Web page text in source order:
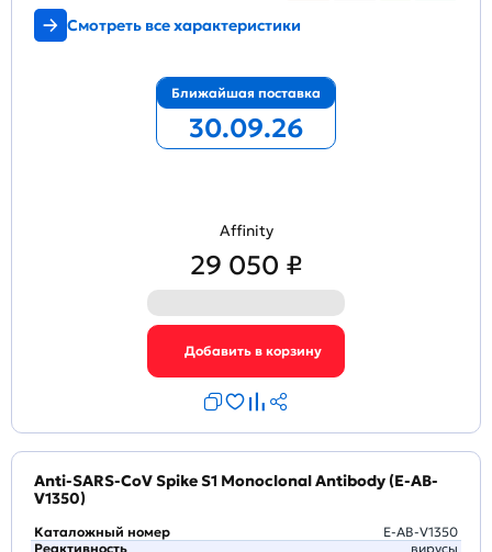
Смотреть все характеристики
Ближайшая поставка
30.09.26
Affinity
29 050 ₽
Anti-SARS-CoV Spike S1 Monoclonal Antibody (E-AB-
V1350)
Каталожный номер
E-AB-V1350
Реактивность
вирусы